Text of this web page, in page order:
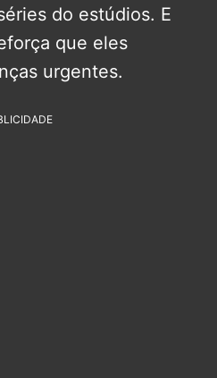
do estúdios. E
que eles
urgentes.